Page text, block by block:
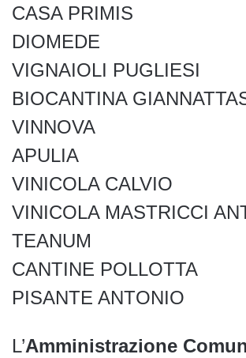
CASA PRIMIS
DIOMEDE
VIGNAIOLI PUGLIESI
BIOCANTINA
VINNOVA
APULIA
VINICOLA CALVIO
VINICOLA MASTRICCI
TEANUM
CANTINE POLLOTTA
PISANTE ANTONIO
L’Amministrazione